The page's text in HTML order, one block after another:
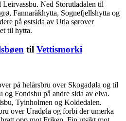
Ned Storutladalen til
Fannaråkhytta, Sognefjellshytta og
på østsida av Utla sørover
til hytta.
til Vettismorki
på helårsbru over Skogadøla og til
Fondsbu på andre sida av elva.
Tyinholmen og Koldedalen.
over Uradøla og forbi der umerka